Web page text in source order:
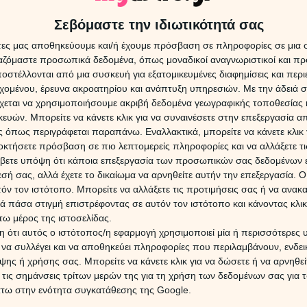
Σεβόμαστε την ιδιωτικότητά σας
μας αποθηκεύουμε και/ή έχουμε πρόσβαση σε πληροφορίες σε
προσωπικά δεδομένα, όπως μοναδικοί αναγνωριστικοί και
από μια συσκευή για εξατομικευμένες διαφημίσεις και
έρευνα ακροατηρίου και ανάπτυξη υπηρεσιών. Με την άδειά
να χρησιμοποιήσουμε ακριβή δεδομένα γεωγραφικής τοποθεσίας
Μπορείτε να κάνετε κλικ για να συναινέσετε στην επεξεργασία
περιγράφεται παραπάνω. Εναλλακτικά, μπορείτε να κάνετε κλικ
πρόσβαση σε πιο λεπτομερείς πληροφορίες και να αλλάξετε
υπόψη ότι κάποια επεξεργασία των προσωπικών σας δεδομένων
σας, αλλά έχετε το δικαίωμα να αρνηθείτε αυτήν την επεξεργασία.
τον ιστότοπο. Μπορείτε να αλλάξετε τις προτιμήσεις σας ή να
στιγμή επιστρέφοντας σε αυτόν τον ιστότοπο και κάνοντας
μέρος της ιστοσελίδας.
αυτός ο ιστότοπος/η εφαρμογή χρησιμοποιεί μία ή περισσότερες
συλλέγει και να αποθηκεύει πληροφορίες που περιλαμβάνουν,
ή χρήσης σας. Μπορείτε να κάνετε κλικ για να δώσετε ή να
σημάνσεις τρίτων μερών της για τη χρήση των δεδομένων σας
στην ενότητα συγκατάθεσης της Google.
θα καλωσορίσετε ξαφνικά κάποιον άνθρωπο,ο οποίος
σας ευεργετήσει, προσφέροντας σας εκτός από
που θα φέρει σε πολλούς κάποια χαμόγελα, σε
απλά μπόλικη χρυσόσκονη.
τουλάχιστον για απόψε το βράδυ και συγκεκριμένα
της Σελήνης από τον Κριό, με τον Πλούτωνα,
εγωισμούς, καταστροφικές μανίες, κτητικότητα
κινήσεις αλλά και πρωτοπωρία όσον αφορά τις
έχω ανάγκη", θα ζητήσει η Σελήνη μόλις βρεθεί στην
σου αλλά σε πειράζει αν σε διαλύσω; " στέλνει το
οι εραστές ενώνονται κάτω απο μεγάλες και
και μια χημεία ανίκανη πάλης, αλλά και μία επιθυμία
να είναι μέρος της ψυχής του.
17/08
16